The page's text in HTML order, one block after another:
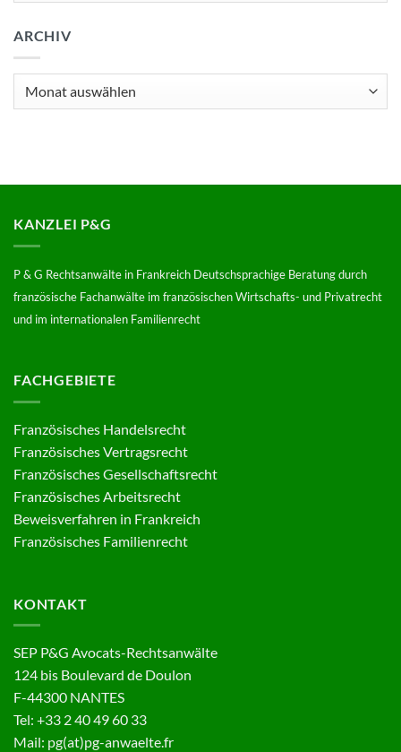
ARCHIV
KANZLEI P&G
P & G Rechtsanwälte in Frankreich Deutschsprachige Beratung durch
französische Fachanwälte im französischen Wirtschafts- und Privatrecht
und im internationalen Familienrecht
FACHGEBIETE
Französisches Handelsrecht
Französisches Vertragsrecht
Französisches Gesellschaftsrecht
Französisches Arbeitsrecht
Beweisverfahren in Frankreich
Französisches Familienrecht
KONTAKT
SEP P&G Avocats-Rechtsanwälte
124 bis Boulevard de Doulon
F-44300 NANTES
Tel: +33 2 40 49 60 33
Mail: pg(at)pg-anwaelte.fr